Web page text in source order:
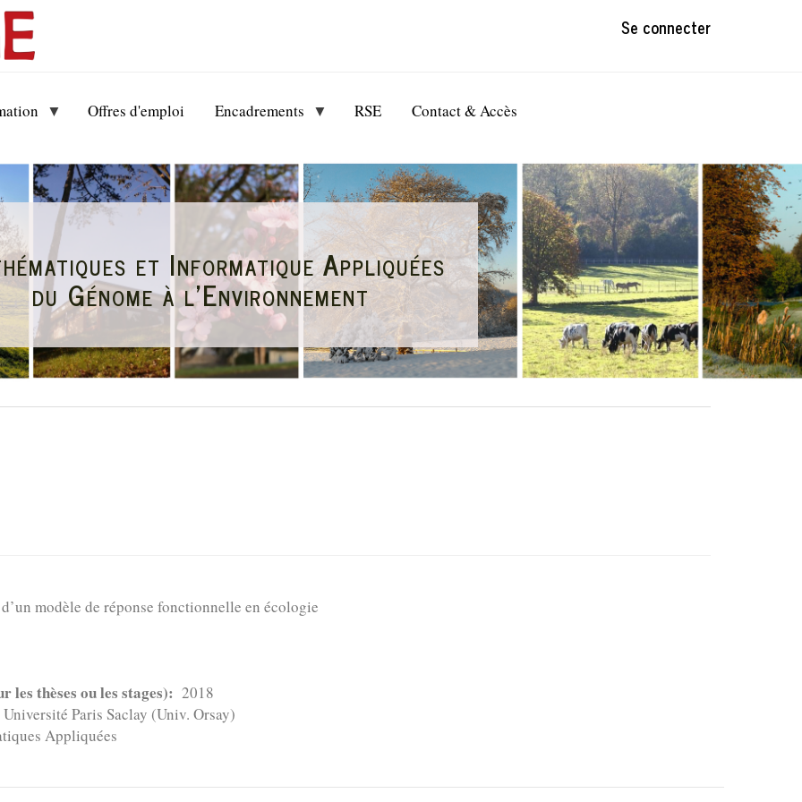
Se connecter
Offres d'emploi Encadrements RSE Contact & Accès
et Informatique Appliquées
du Génome à l'Environnement
modèle de réponse fonctionnelle en écologie
les thèses ou les stages) 2018
Université Paris Saclay (Univ. Orsay)
Appliquées